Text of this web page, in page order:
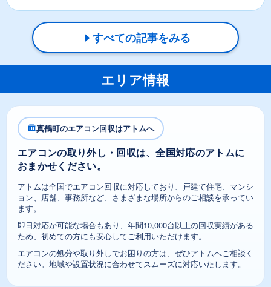
すべての記事をみる
エリア情報
真鶴町のエアコン回収はアトムへ
エアコンの取り外し・回収は、全国対応のアトムに
おまかせください。
アトムは全国でエアコン回収に対応しており、戸建て住宅、マンシ
ョン、店舗、事務所など、さまざまな場所からのご相談を承ってい
ます。
即日対応が可能な場合もあり、年間10,000台以上の回収実績がある
ため、初めての方にも安心してご利用いただけます。
エアコンの処分や取り外しでお困りの方は、ぜひアトムへご相談く
ださい。地域や設置状況に合わせてスムーズに対応いたします。